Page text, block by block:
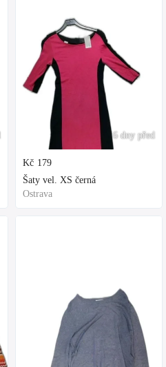
6 dny před
Kč 179
Šaty vel. XS černá
Ostrava